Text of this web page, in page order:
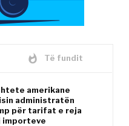
whatshot Të fundit
amerikane
administratën
për tarifat e reja
importeve